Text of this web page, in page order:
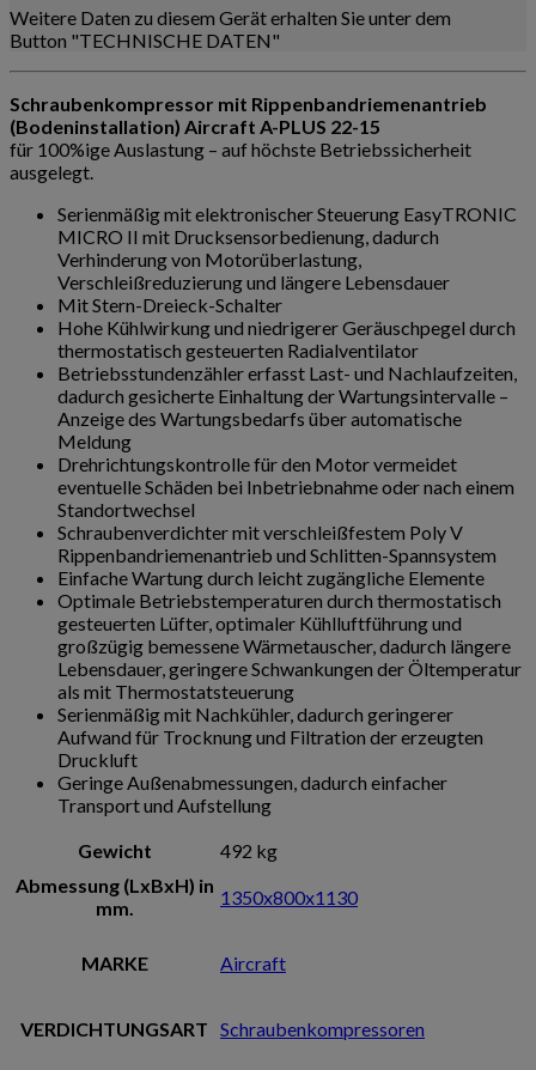
Weitere Daten zu diesem Gerät erhalten Sie unter dem
Button "TECHNISCHE DATEN"
Schraubenkompressor mit Rippenbandriemenantrieb
(Bodeninstallation) Aircraft A-PLUS 22-15
für 100%ige Auslastung – auf höchste Betriebssicherheit
ausgelegt.
Serienmäßig mit elektronischer Steuerung EasyTRONIC
MICRO II mit Drucksensorbedienung, dadurch
Verhinderung von Motorüberlastung,
Verschleißreduzierung und längere Lebensdauer
Mit Stern-Dreieck-Schalter
Hohe Kühlwirkung und niedrigerer Geräuschpegel durch
thermostatisch gesteuerten Radialventilator
Betriebsstundenzähler erfasst Last- und Nachlaufzeiten,
dadurch gesicherte Einhaltung der Wartungsintervalle –
Anzeige des Wartungsbedarfs über automatische
Meldung
Drehrichtungskontrolle für den Motor vermeidet
eventuelle Schäden bei Inbetriebnahme oder nach einem
Standortwechsel
Schraubenverdichter mit verschleißfestem Poly V
Rippenbandriemenantrieb und Schlitten-Spannsystem
Einfache Wartung durch leicht zugängliche Elemente
Optimale Betriebstemperaturen durch thermostatisch
gesteuerten Lüfter, optimaler Kühlluftführung und
großzügig bemessene Wärmetauscher, dadurch längere
Lebensdauer, geringere Schwankungen der Öltemperatur
als mit Thermostatsteuerung
Serienmäßig mit Nachkühler, dadurch geringerer
Aufwand für Trocknung und Filtration der erzeugten
Druckluft
Geringe Außenabmessungen, dadurch einfacher
Transport und Aufstellung
Gewicht
492 kg
Abmessung (LxBxH) in
mm.
1350x800x1130
MARKE Aircraft
VERDICHTUNGSART Schraubenkompressoren